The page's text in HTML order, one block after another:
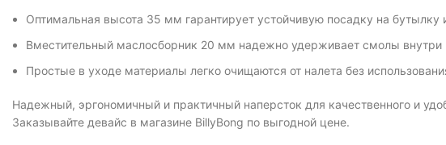
Оптимальная высота 35 мм гарантирует устойчивую посадку на бутылку
Вместительный маслосборник 20 мм надежно удерживает смолы внутри
Простые в уходе материалы легко очищаются от налета без
Надежный, эргономичный и практичный наперсток для качественного и
Заказывайте девайс в магазине BillyBong по выгодной цене.